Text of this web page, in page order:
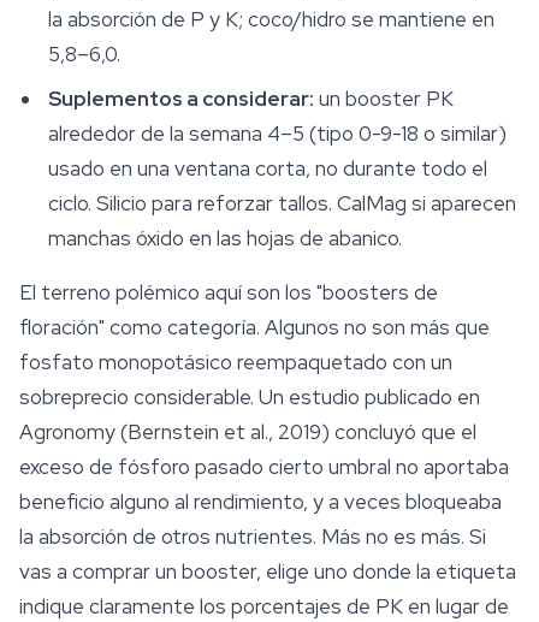
la absorción de P y K; coco/hidro se mantiene en
5,8–6,0.
Suplementos a considerar: un booster PK
alrededor de la semana 4–5 (tipo 0-9-18 o similar)
usado en una ventana corta, no durante todo el
ciclo. Silicio para reforzar tallos. CalMag si aparecen
manchas óxido en las hojas de abanico.
El terreno polémico aquí son los "boosters de
floración" como categoría. Algunos no son más que
fosfato monopotásico reempaquetado con un
sobreprecio considerable. Un estudio publicado en
Agronomy(Bernstein et al., 2019) concluyó que el
exceso de fósforo pasado cierto umbral no aportaba
beneficio alguno al rendimiento, y a veces bloqueaba
la absorción de otros nutrientes. Más no es más. Si
vas a comprar un booster, elige uno donde la etiqueta
indique claramente los porcentajes de PK en lugar de